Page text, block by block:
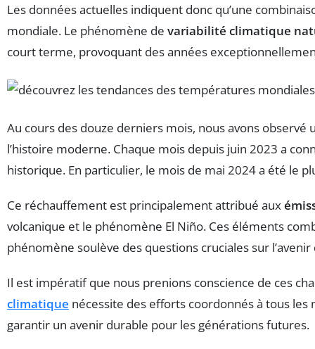
Les données actuelles indiquent donc qu’une
mondiale. Le phénomène de variabilité climatique
court terme, provoquant des années
Au cours des douze derniers mois, nous avons
l’histoire moderne. Chaque mois depuis juin 2023 a
historique. En particulier, le mois de mai 2024 a été le
Ce réchauffement est principalement attribué aux
volcanique et le phénomène El Niño. Ces éléments
phénomène soulève des questions cruciales sur
Il est impératif que nous prenions conscience de ces
climatique nécessite des efforts coordonnés à tous
garantir un avenir durable pour les générations futures.